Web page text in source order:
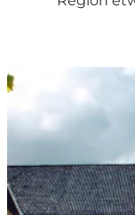
Christiansfeld –